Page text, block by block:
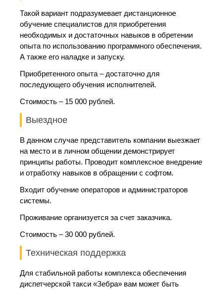
Такой вариант подразумевает дистанционное
обучение специалистов для приобретения
необходимых и достаточных навыков в обретении
опыта по использованию программного обеспечения.
А также его наладке и запуску.
Приобретенного опыта – достаточно для
последующего обучения исполнителей.
Стоимость – 15 000 рублей.
Выездное
В данном случае представитель компании выезжает
на место и в личном общении демонстрирует
принципы работы. Проводит комплексное внедрение
и отработку навыков в обращении с софтом.
Входит обучение операторов и администраторов
системы.
Проживание организуется за счет заказчика.
Стоимость – 30 000 рублей.
Техническая поддержка
Для стабильной работы комплекса обеспечения
диспетчерской такси «Зебра» вам может быть